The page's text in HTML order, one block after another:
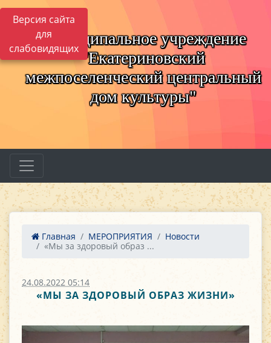
Версия сайта
для
слабовидящих
Муниципальное учреждение
"Екатериновский
межпоселенческий центральный
дом культуры"
Главная МЕРОПРИЯТИЯ
Новости
«Мы за здоровый образ ...
24.08.2022 05:14
«МЫ ЗА ЗДОРОВЫЙ ОБРАЗ ЖИЗНИ»